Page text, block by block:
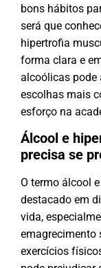
bons hábitos
será que
hipertrofia
forma clara e
alcoólicas pode
escolhas mais
esforço na
Álcool e
precisa se
O termo álcool
destacado em
vida,
emagrecimento
exercícios